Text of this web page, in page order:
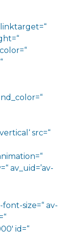
linktarget=“
src=“
av_uid=’av-
font-size=“ av-
id=“